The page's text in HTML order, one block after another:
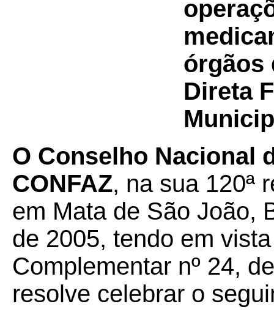
órgãos
Direta
O Conselho Nacional
CONFAZ, na sua 120ª
em Mata de São João,
de 2005, tendo em
Complementar nº 24,
resolve celebrar o